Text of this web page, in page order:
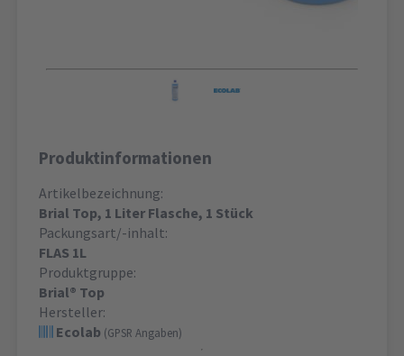
Produktinformationen
Artikelbezeichnung:
Brial Top, 1 Liter Flasche, 1 Stück
Packungsart/-inhalt:
FLAS 1L
Produktgruppe:
Brial® Top
Hersteller:
Ecolab (GPSR Angaben)